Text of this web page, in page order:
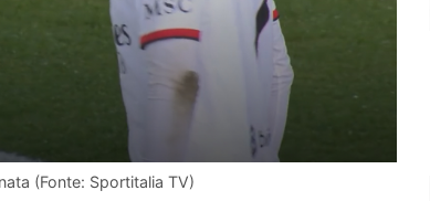
(Fonte: Sportitalia TV)